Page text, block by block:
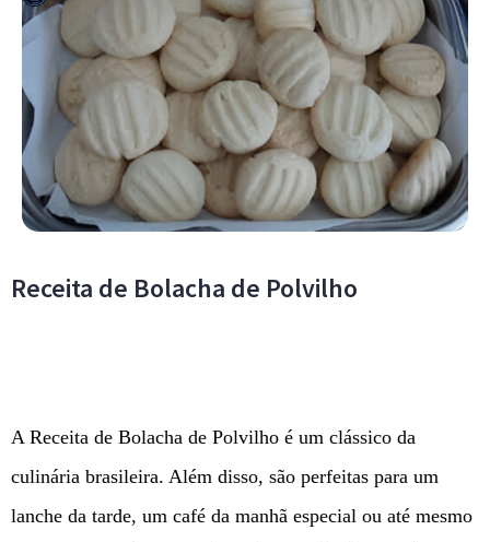
Receita de Bolacha de Polvilho
A Receita de Bolacha de Polvilho é um clássico da
culinária brasileira. Além disso, são perfeitas para um
lanche da tarde, um café da manhã especial ou até mesmo